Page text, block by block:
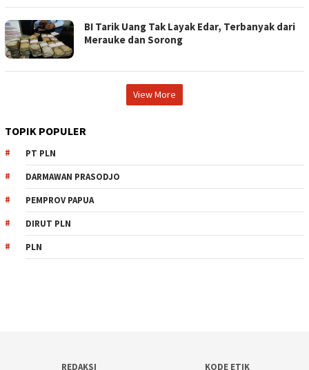
BI Tarik Uang Tak Layak Edar, Terbanyak dari
Merauke dan Sorong
View More
TOPIK POPULER
PT PLN
DARMAWAN PRASODJO
PEMPROV PAPUA
DIRUT PLN
PLN
REDAKSI KODE ETIK